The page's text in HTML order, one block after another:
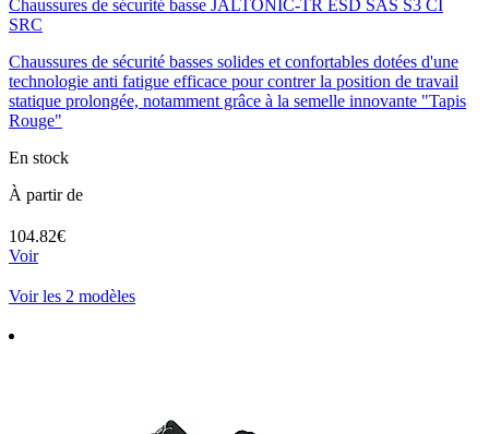
Chaussures de sécurité basse JALTONIC-TR ESD SAS S3 CI
SRC
Chaussures de sécurité basses solides et confortables dotées d'une
technologie anti fatigue efficace pour contrer la position de travail
statique prolongée, notamment grâce à la semelle innovante "Tapis
Rouge"
En stock
À partir de
104.82€
Voir
Voir les 2 modèles